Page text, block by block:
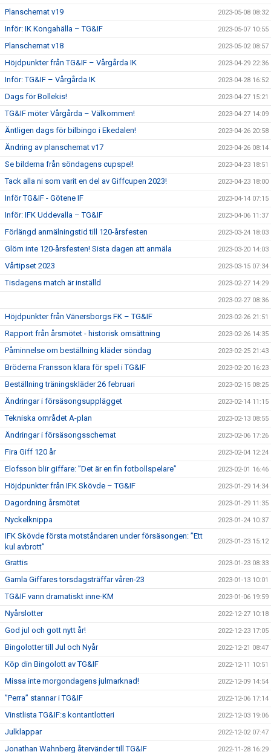
Planschemat v19 2023-05-08 08:32
Inför: IK Kongahälla – TG&IF 2023-05-07 10:55
Planschemat v18 2023-05-02 08:57
Höjdpunkter från TG&IF – Vårgårda IK 2023-04-29 22:36
Inför: TG&IF – Vårgårda IK 2023-04-28 16:52
Dags för Bollekis! 2023-04-27 15:21
TG&IF möter Vårgårda – Välkommen! 2023-04-27 14:09
Äntligen dags för bilbingo i Ekedalen! 2023-04-26 20:58
Ändring av planschemat v17 2023-04-26 08:14
Se bilderna från söndagens cupspel! 2023-04-23 18:51
Tack alla ni som varit en del av Giffcupen 2023! 2023-04-23 18:00
Inför TG&IF - Götene IF 2023-04-14 07:15
Inför: IFK Uddevalla – TG&IF 2023-04-06 11:37
Förlängd anmälningstid till 120-årsfesten 2023-03-24 18:03
Glöm inte 120-årsfesten! Sista dagen att anmäla 2023-03-20 14:03
Vårtipset 2023 2023-03-15 07:34
Tisdagens match är inställd 2023-02-27 14:29
2023-02-27 08:36
Höjdpunkter från Vänersborgs FK – TG&IF 2023-02-26 21:51
Rapport från årsmötet - historisk omsättning 2023-02-26 14:35
Påminnelse om beställning kläder söndag 2023-02-25 21:43
Bröderna Fransson klara för spel i TG&IF 2023-02-20 16:23
Beställning träningskläder 26 februari 2023-02-15 08:25
Ändringar i försäsongsupplägget 2023-02-14 11:15
Tekniska området A-plan 2023-02-13 08:55
Ändringar i försäsongsschemat 2023-02-06 17:26
Fira Giff 120 år 2023-02-04 12:24
Elofsson blir giffare: ”Det är en fin fotbollspelare” 2023-02-01 16:46
Höjdpunkter från IFK Skövde – TG&IF 2023-01-29 14:34
Dagordning årsmötet 2023-01-29 11:35
Nyckelknippa 2023-01-24 10:37
IFK Skövde första motståndaren under försäsongen: ”Ett
kul avbrott”
2023-01-23 15:12
Grattis 2023-01-23 08:33
Gamla Giffares torsdagsträffar våren-23 2023-01-13 10:01
TG&IF vann dramatiskt inne-KM 2023-01-06 19:59
Nyårslotter 2022-12-27 10:18
God jul och gott nytt år! 2022-12-23 17:05
Bingolotter till Jul och Nyår 2022-12-21 08:47
Köp din Bingolott av TG&IF 2022-12-11 10:51
Missa inte morgondagens julmarknad! 2022-12-09 14:54
”Perra” stannar i TG&IF 2022-12-06 17:14
Vinstlista TG&IF:s kontantlotteri 2022-12-03 19:06
Julklappar 2022-12-02 07:47
Jonathan Wahnberg återvänder till TG&IF 2022-11-28 16:29